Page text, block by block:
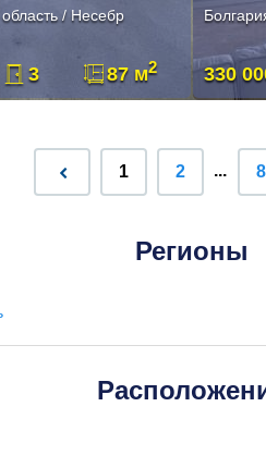
/ Несебр
3 87 м2 330
1 2 ... 8
Регионы